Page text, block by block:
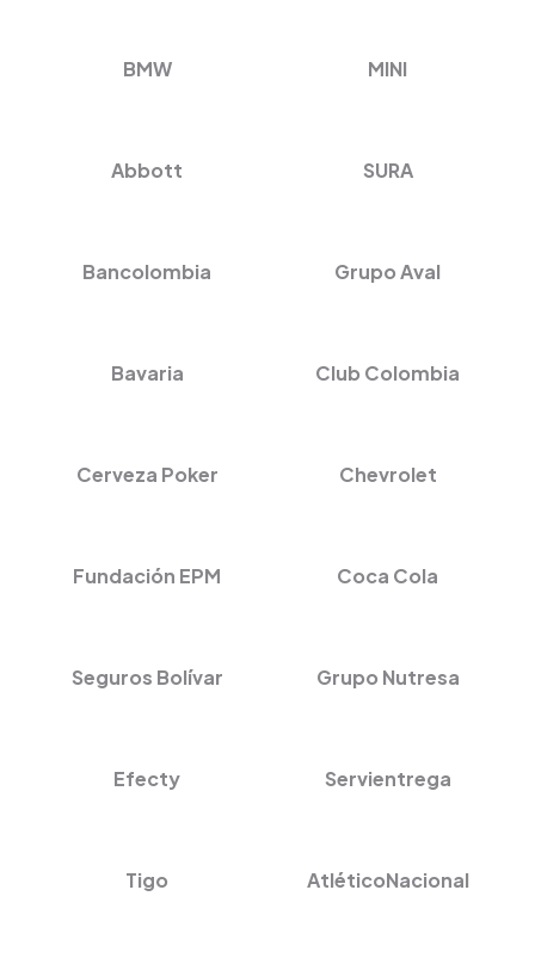
BMW MINI
Abbott SURA
Bancolombia Grupo Aval
Bavaria Club Colombia
Cerveza Poker Chevrolet
Fundación EPM Coca Cola
Seguros Bolívar Grupo Nutresa
Efecty Servientrega
Tigo AtléticoNacional